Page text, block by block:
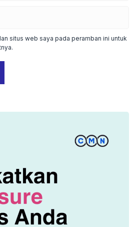
situs web saya pada peramban ini untuk